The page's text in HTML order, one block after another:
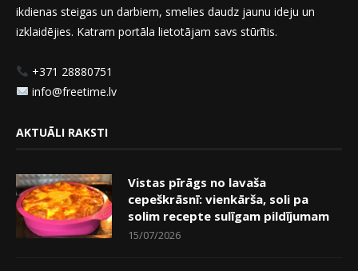
ikdienas steigas un darbiem, smelies daudz jaunu ideju un
izklaidējies. Katram portāla lietotājam savs stūrītis.
+371 28880751
info@freetime.lv
AKTUĀLI RAKSTI
Vistas pīrāgs no lavaša
cepeškrāsnī: vienkārša, soli pa
solim recepte sulīgam pildījumam
15/07/2026